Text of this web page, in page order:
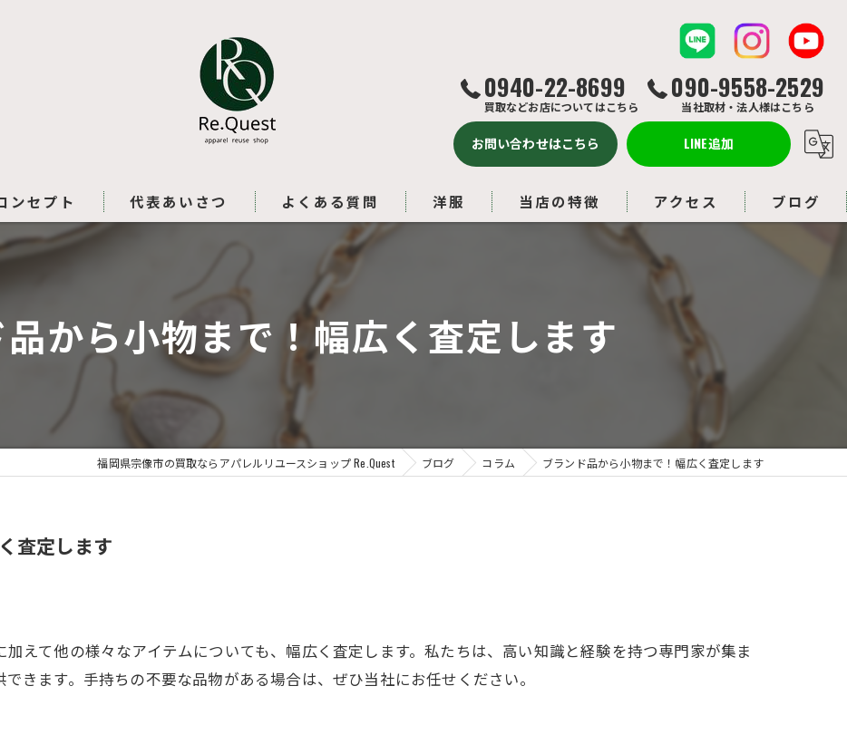
0940-22-8699
買取などお店についてはこちら
090-9558-2529
当社取材・法人様はこちら
お問い合わせはこちら LINE追加
ンセプト 代表あいさつ よくある質問 洋服 当店の特徴
アクセサリー
アクセス ブログ
から小物まで！幅広く査定します
福岡県宗像市の買取ならアパレルリユースショップ Re.Quest ブログ コラム ブランド品から小物まで！幅広く査定します
査定します
えて他の様々なアイテムについても、幅広く査定します。私たちは、高い知識と経験を持つ専門家が集ま
きます。手持ちの不要な品物がある場合は、ぜひ当社にお任せください。